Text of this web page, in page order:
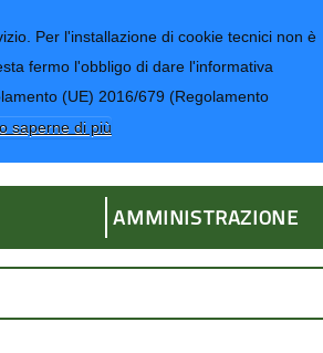
Per l'installazione di cookie tecnici non è
fermo l'obbligo di dare l'informativa
(UE) 2016/679 (Regolamento
saperne di più
AMMINISTRAZIONE